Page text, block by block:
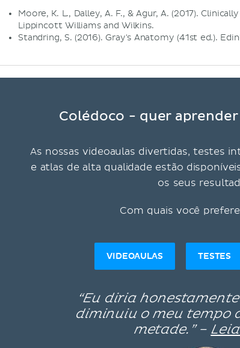
Moore, K. L., Dalley, A. F., & Agur, A. (2017).
Lippincott Williams and Wilkins.
Standring, S. (2016). Gray's Anatomy (41st ed.).
Colédoco - quer aprender
As nossas videoaulas divertidas, testes
e atlas de alta qualidade estão
os seus
Com quais você
VIDEOAULAS TESTES
“Eu diria
diminuiu o meu tempo
metade.” –